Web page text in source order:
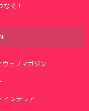
なぐ！
ェブマガジン
インテリア